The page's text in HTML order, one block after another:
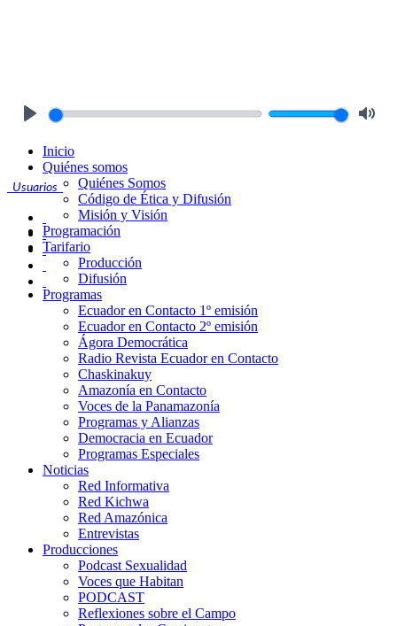
Usuarios
Inicio
Quiénes somos
Quiénes Somos
Código de Ética y Difusión
Misión y Visión
Programación
Tarifario
Producción
Difusión
Programas
Ecuador en Contacto 1º emisión
Ecuador en Contacto 2º emisión
Ágora Democrática
Radio Revista Ecuador en Contacto
Chaskinakuy
Amazonía en Contacto
Voces de la Panamazonía
Programas y Alianzas
Democracia en Ecuador
Programas Especiales
Noticias
Red Informativa
Red Kichwa
Red Amazónica
Entrevistas
Producciones
Podcast Sexualidad
Voces que Habitan
PODCAST
Reflexiones sobre el Campo